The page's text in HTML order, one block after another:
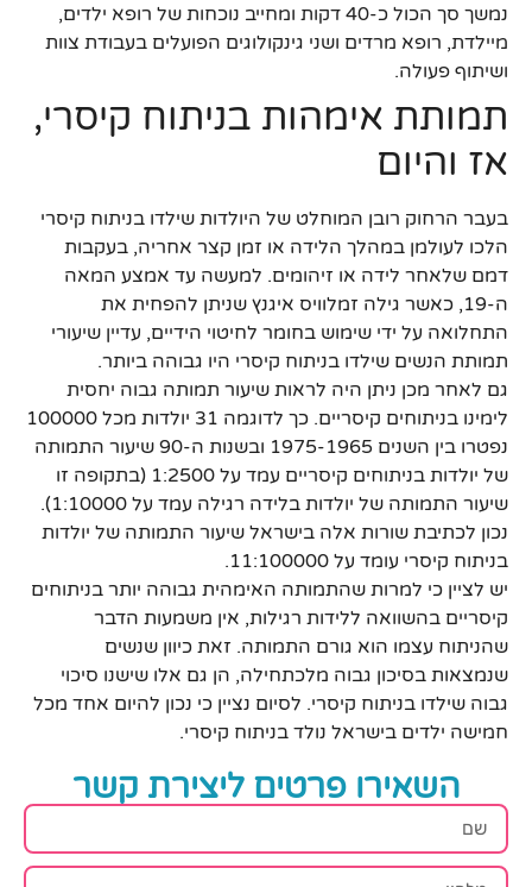
נמשך סך הכול כ-40 דקות ומחייב נוכחות של רופא ילדים,
מיילדת, רופא מרדים ושני גינקולוגים הפועלים בעבודת צוות
ושיתוף פעולה.
תמותת אימהות בניתוח קיסרי,
אז והיום
בעבר הרחוק רובן המוחלט של היולדות שילדו בניתוח קיסרי
הלכו לעולמן במהלך הלידה או זמן קצר אחריה, בעקבות
דמם שלאחר לידה או זיהומים. למעשה עד אמצע המאה
ה-19, כאשר גילה זמלוויס איגנץ שניתן להפחית את
התחלואה על ידי שימוש בחומר לחיטוי הידיים, עדיין שיעורי
תמותת הנשים שילדו בניתוח קיסרי היו גבוהה ביותר.
גם לאחר מכן ניתן היה לראות שיעור תמותה גבוה יחסית
לימינו בניתוחים קיסריים. כך לדוגמה 31 יולדות מכל 100000
נפטרו בין השנים 1975-1965 ובשנות ה-90 שיעור התמותה
של יולדות בניתוחים קיסריים עמד על 1:2500 (בתקופה זו
שיעור התמותה של יולדות בלידה רגילה עמד על 1:10000).
נכון לכתיבת שורות אלה בישראל שיעור התמותה של יולדות
בניתוח קיסרי עומד על 11:100000.
יש לציין כי למרות שהתמותה האימהית גבוהה יותר בניתוחים
קיסריים בהשוואה ללידות רגילות, אין משמעות הדבר
שהניתוח עצמו הוא גורם התמותה. זאת כיוון שנשים
שנמצאות בסיכון גבוה מלכתחילה, הן גם אלו שישנו סיכוי
גבוה שילדו בניתוח קיסרי. לסיום נציין כי נכון להיום אחד מכל
חמישה ילדים בישראל נולד בניתוח קיסרי.
השאירו פרטים ליצירת קשר